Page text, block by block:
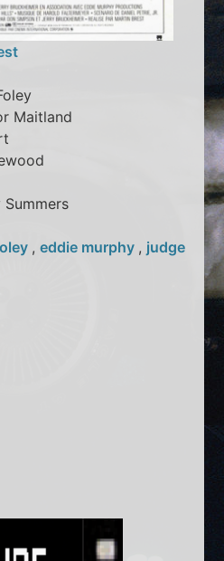
Maitland
Summers
,eddie murphy , judge